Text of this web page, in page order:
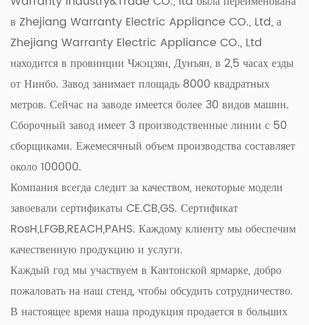
возможности приготовления здорового питания. Готовите
ли вы для себя, своей семьи или друзей, эта
инновационная плита позволит вам готовить вкусные и
питательные блюда, минимизируя при этом воздействие на
окружающую среду.
Ощутите преимущества экологически чистого,
энергосберегающего и здорового приготовления пищи с
помощью экологически чистой, энергосберегающей и
здоровой двойной конфорки. Благодаря экологически
чистым материалам, энергоэффективному дизайну и
пропаганде здоровых методов приготовления пищи этот
универсальный прибор станет дополнением любого
экологически сознательного дома.
в Zhejiang Warranty Electric Appliance CO., Ltd, а
Zhejiang Warranty Electric Appliance CO., Ltd
находится в провинции Чжэцзян, Дунъян, в 2,5 часах езды
от Нинбо. Завод занимает площадь 8000 квадратных
метров. Сейчас на заводе имеется более 30 видов машин.
Сборочный завод имеет 3 производственные линии с 50
сборщиками. Ежемесячный объем производства составляет
около 100000.
Компания всегда следит за качеством, некоторые модели
завоевали сертификаты CE.CB,GS. Сертификат
RosH,LFGB,REACH,PAHS. Каждому клиенту мы обеспечим
качественную продукцию и услуги.
Каждый год мы участвуем в Кантонской ярмарке, добро
пожаловать на наш стенд, чтобы обсудить сотрудничество.
В настоящее время наша продукция продается в больших